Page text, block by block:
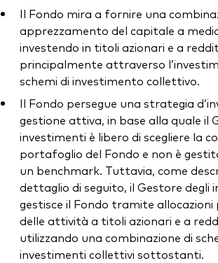
Il Fondo mira a fornire una
apprezzamento del capitale a
investendo in titoli azionari e a
principalmente attraverso
schemi di investimento collettivo.
Il Fondo persegue una strategia
gestione attiva, in base alla quale il
investimenti è libero di scegliere la
portafoglio del Fondo e non è
un benchmark. Tuttavia, come
dettaglio di seguito, il Gestore degli
gestisce il Fondo tramite
delle attività a titoli azionari e a
utilizzando una combinazione di
investimenti collettivi sottostanti.